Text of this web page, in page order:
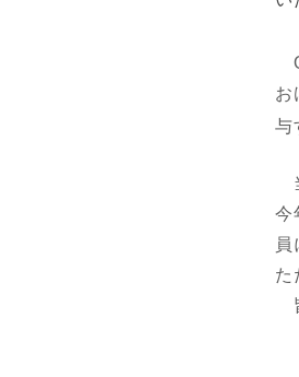
お
与
今
た